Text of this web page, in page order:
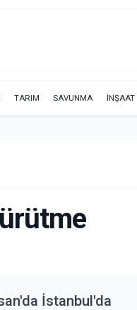
TARIM SAVUNMA İNŞAAT
İstanbul'da